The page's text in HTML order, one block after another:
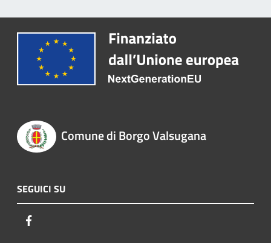
Comune di Borgo Valsugana
SEGUICI SU